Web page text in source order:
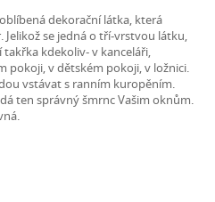
dekorační látka, která
se jedná o tří-vrstvou látku,
kdekoliv- v kanceláři,
pokoji, v dětském pokoji, v ložnici.
vstávat s ranním kuropěním.
ten správný šmrnc Vašim oknům.